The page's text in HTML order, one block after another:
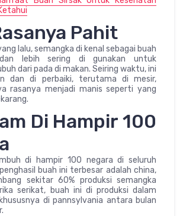
Pahit
lalu, semangka di kenal sebagai buah
lebih sering di gunakan untuk
dari pada di makan. Seiring waktu, ini
dan di perbaiki, terutama di mesir,
rasanya menjadi manis seperti yang
Di Hampir 100
di hampir 100 negara di seluruh
buah ini terbesar adalah china,
sekitar 60% produksi semangka
serikat, buah ini di produksi dalam
di pannsylvania antara bulan